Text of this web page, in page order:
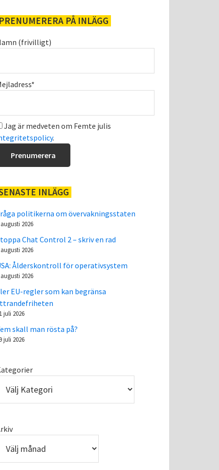
PRENUMERERA PÅ INLÄGG
(frivilligt)
Jag är medveten om Femte julis
.
INLÄGG
politikerna om övervakningsstaten
2026
Chat Control 2 – skriv en rad
2026
Ålderskontroll för operativsystem
2026
EU-regler som kan begränsa
juli 2026
skall man rösta på?
juli 2026